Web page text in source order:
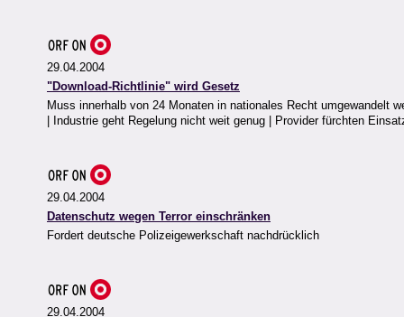
29.04.2004
"Download-Richtlinie" wird Gesetz
Muss innerhalb von 24 Monaten in nationales Recht umgewandelt
| Industrie geht Regelung nicht weit genug | Provider fürchten
29.04.2004
Datenschutz wegen Terror einschränken
Fordert deutsche Polizeigewerkschaft nachdrücklich
29.04.2004